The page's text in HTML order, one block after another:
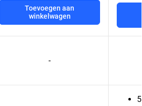
Toevoegen aan
winkelwagen
-